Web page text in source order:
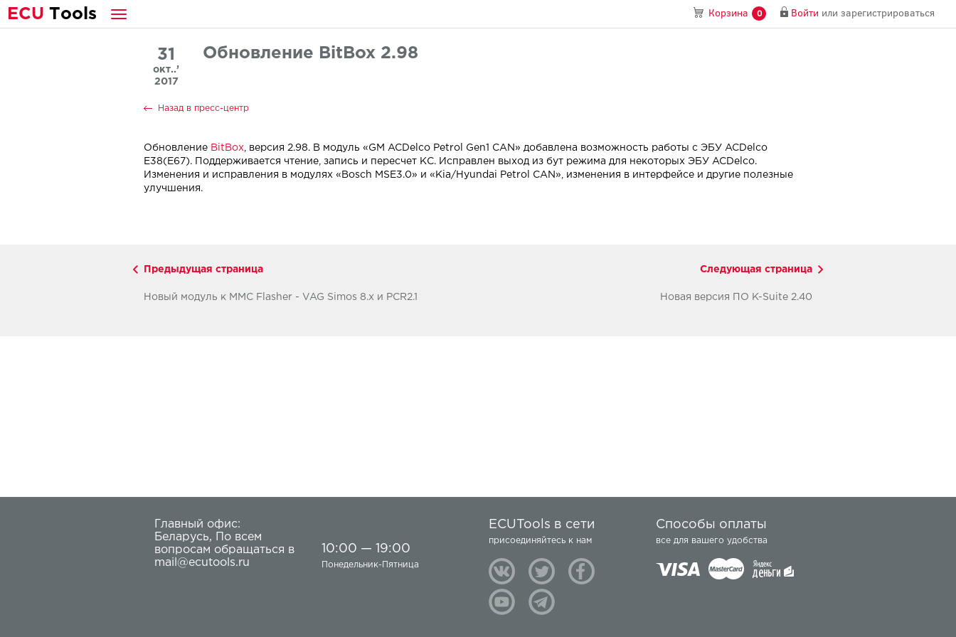
ECU Tools Корзина 0 Войти или зарегистрироваться
31
окт..’
2017
Обновление BitBox 2.98
Назад в пресс-центр
Обновление BitBox , версия 2.98. В модуль «GM ACDelco Petrol Gen1 CAN» добавлена возможность работы с ЭБУ ACDelco
E38(E67). Поддерживается чтение, запись и пересчет КС. Исправлен выход из бут режима для некоторых ЭБУ ACDelco.
Изменения и исправления в модулях «Bosch MSE3.0» и «Kia/Hyundai Petrol CAN», изменения в интерфейсе и другие полезные
улучшения.
Предыдущая страница
Новый модуль к MMC Flasher - VAG Simos 8.x и PCR2.1
Следующая страница
Новая версия ПО K-Suite 2.40
Главный офис:
Беларусь,
По всем
вопросам обращаться в
mail@ecutools.ru
10:00 — 19:00
Понедельник-Пятница
ECUTools в сети
присоединяйтесь к нам
Способы оплаты
все для вашего удобства